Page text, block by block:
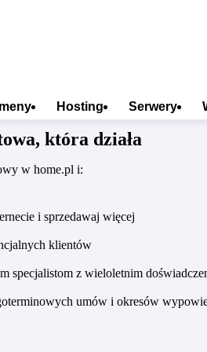
Hosting Serwery
która działa
w home.pl i:
i sprzedawaj więcej
klientów
specjalistom z wieloletnim
umów i okresów